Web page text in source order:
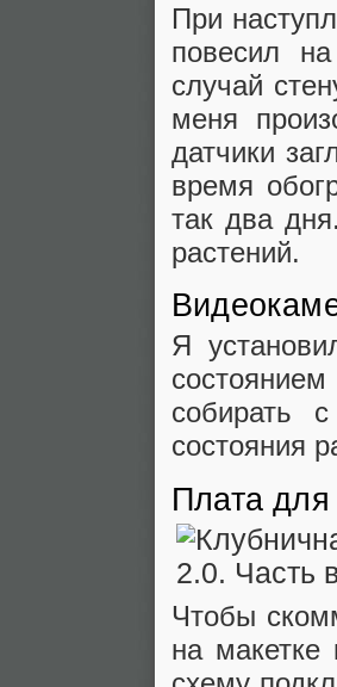
При
повесил
случай
меня
датчики
время
так два
растений.
Я
собирать
состояния
Плата для
Чтобы
на